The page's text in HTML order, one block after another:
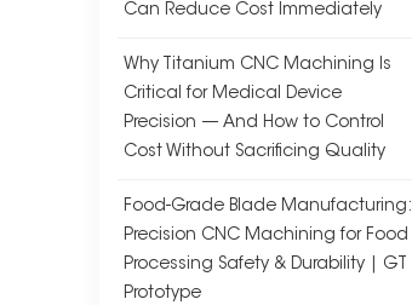
Can Reduce Cost Immediately
Why Titanium CNC Machining Is
Critical for Medical Device
Precision — And How to Control
Cost Without Sacrificing Quality
Food-Grade Blade Manufacturing:
Precision CNC Machining for Food
Processing Safety & Durability | GT
Prototype